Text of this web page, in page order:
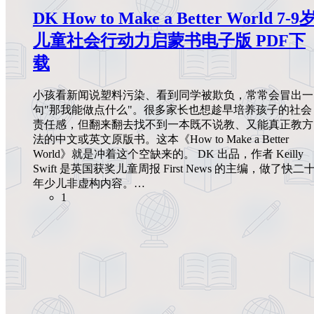
DK How to Make a Better World 7-9
儿童社会行动力启蒙书电子版 PDF下
载
小孩看新闻说塑料污染、看到同学被欺负，常常会冒出一
句"那我能做点什么"。很多家长也想趁早培养孩子的社会
责任感，但翻来翻去找不到一本既不说教、又能真正教方
法的中文或英文原版书。这本《How to Make a Better
World》就是冲着这个空缺来的。 DK 出品，作者 Keilly
Swift 是英国获奖儿童周报 First News 的主编，做了快二
年少儿非虚构内容。…
1